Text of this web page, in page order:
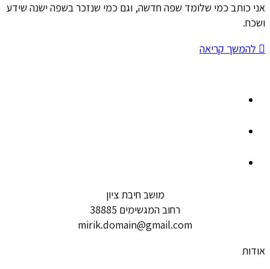
אני כותב כמי שלומד שפה חדשה, וגם כמי שנזכר בשפה ישנה שידע
ושכח.
להמשך קריאה
מושב חיבת ציון
רחוב המגשימים 38885
mirik.domain@gmail.com
אודות